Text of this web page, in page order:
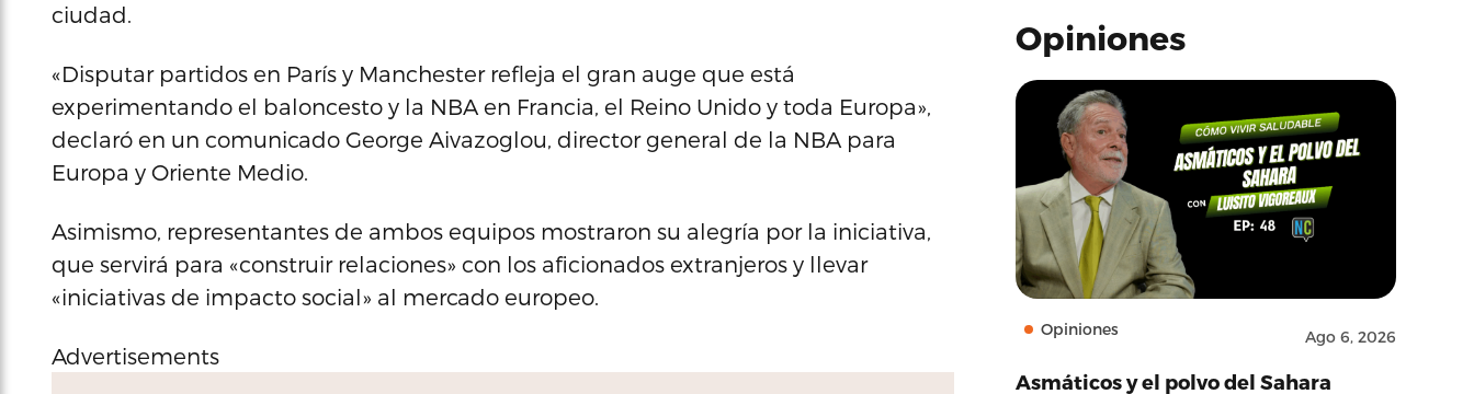
ciudad.
«Disputar partidos en París y Manchester refleja el gran auge que está
experimentando el baloncesto y la NBA en Francia, el Reino Unido y toda Europa»,
declaró en un comunicado George Aivazoglou, director general de la NBA para
Europa y Oriente Medio.
Asimismo, representantes de ambos equipos mostraron su alegría por la iniciativa,
que servirá para «construir relaciones» con los aficionados extranjeros y llevar
«iniciativas de impacto social» al mercado europeo.
Advertisements
Opiniones
Opiniones Ago 6, 2026
Asmáticos y el polvo del Sahara